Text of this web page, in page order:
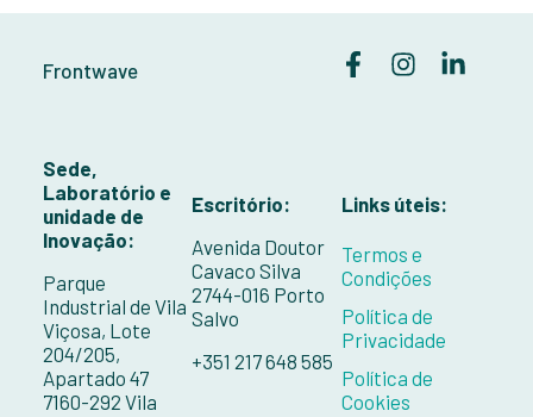
Frontwave
Sede,
Laboratório e
unidade de
Inovação:
Parque
Industrial de Vila
Viçosa, Lote
204/205,
Apartado 47
7160-292 Vila
Escritório:
Avenida Doutor
Cavaco Silva
2744-016 Porto
Salvo
+351 217 648 585
Links úteis:
Termos e
Condições
Política de
Privacidade
Política de
Cookies